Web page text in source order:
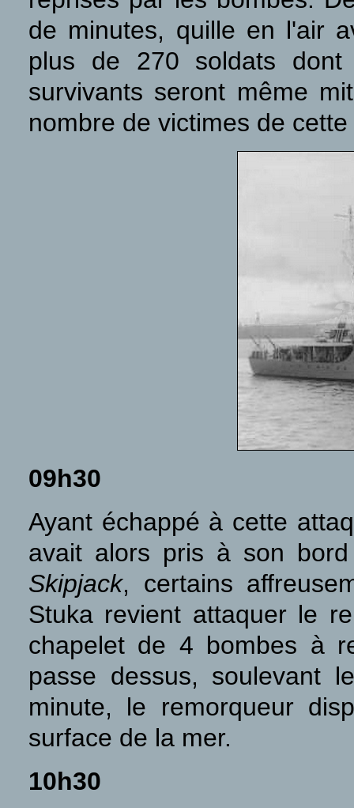
de minutes, quille en l'air
plus de 270 soldats
survivants seront même
nombre de victimes de
09h30
Ayant échappé à cette
avait alors pris à son
Skipjack, certains
Stuka revient attaquer le
chapelet de 4 bombes à
passe dessus, soulevant
minute, le remorqueur
surface de la mer.
10h30